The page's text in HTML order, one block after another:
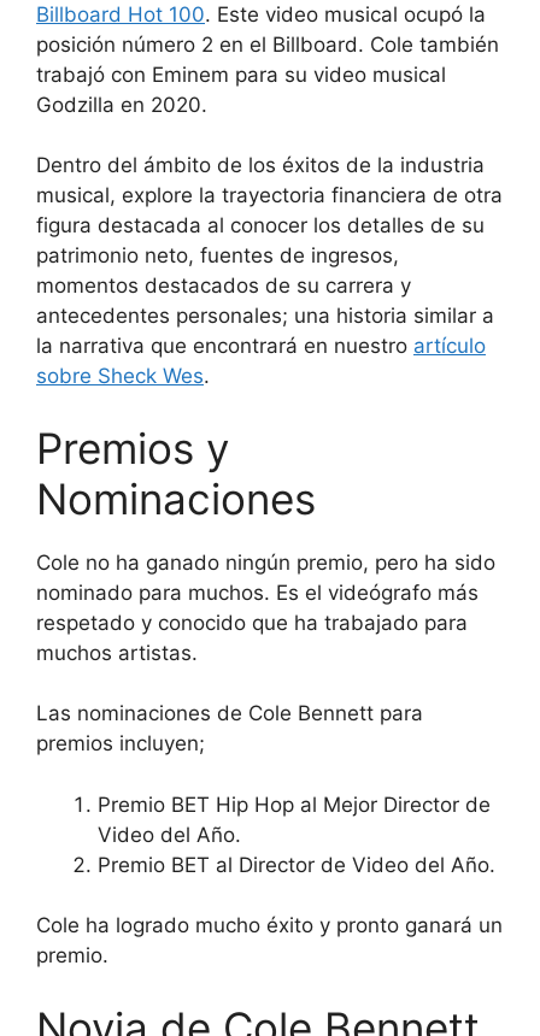
Billboard Hot 100. Este video musical ocupó la
posición número 2 en el Billboard. Cole también
trabajó con Eminem para su video musical
Godzilla en 2020.
Dentro del ámbito de los éxitos de la industria
musical, explore la trayectoria financiera de otra
figura destacada al conocer los detalles de su
patrimonio neto, fuentes de ingresos,
momentos destacados de su carrera y
antecedentes personales; una historia similar a
la narrativa que encontrará en nuestro artículo
sobre Sheck Wes.
Premios y
Nominaciones
Cole no ha ganado ningún premio, pero ha sido
nominado para muchos. Es el videógrafo más
respetado y conocido que ha trabajado para
muchos artistas.
Las nominaciones de Cole Bennett para
premios incluyen;
Premio BET Hip Hop al Mejor Director de
Video del Año.
Premio BET al Director de Video del Año.
Cole ha logrado mucho éxito y pronto ganará un
premio.